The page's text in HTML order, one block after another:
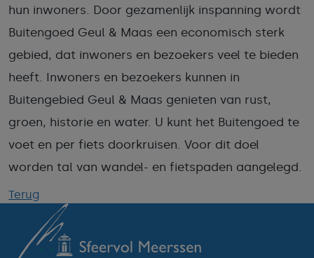
hun inwoners. Door gezamenlijk inspanning wordt
Buitengoed Geul & Maas een economisch sterk
gebied, dat inwoners en bezoekers veel te bieden
heeft. Inwoners en bezoekers kunnen in
Buitengebied Geul & Maas genieten van rust,
groen, historie en water. U kunt het Buitengoed te
voet en per fiets doorkruisen. Voor dit doel
worden tal van wandel- en fietspaden aangelegd.
Terug